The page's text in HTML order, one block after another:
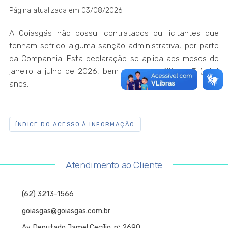
Página atualizada em 03/08/2026
A Goiasgás não possui contratados ou licitantes que
tenham sofrido alguma sanção administrativa, por parte
da Companhia. Esta declaração se aplica aos meses de
janeiro a julho de 2026, bem como aos últimos 3 (três)
anos.
ÍNDICE DO ACESSO À INFORMAÇÃO
Atendimento ao Cliente
(62) 3213-1566
goiasgas@goiasgas.com.br